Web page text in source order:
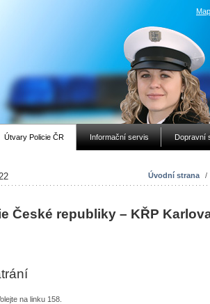
Útvary Policie ČR Informační servis Dopravní
Úvodní strana /
České republiky – KŘP
na linku 158.